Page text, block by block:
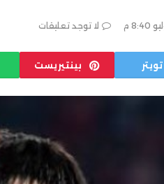
لا توجد تعليقات
تويتر بينتيريست